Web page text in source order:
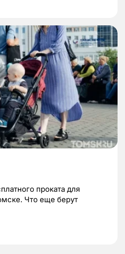
проката для
Что еще берут